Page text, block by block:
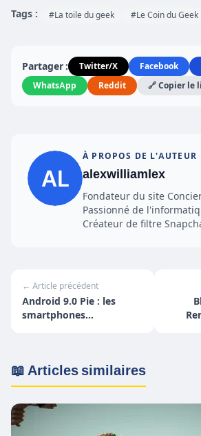
Tags : #La toile du geek #Le Coin du Geek
Partager : Twitter/X Facebook
WhatsApp
Reddit 🔗 Copier le
À PROPOS DE L'AUTEUR
alexwilliamlex
Fondateur du site
Passionné de
Créateur de filtre
← Article précédent
Android 9.0 Pie : les
smartphones
📖 Articles similaires